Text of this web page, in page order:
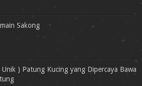
Sakong
Unik ) Patung Kucing yang Dipercaya Bawa